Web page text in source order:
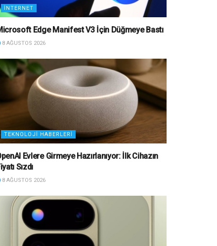
İNTERNET
Edge Manifest V3 İçin Düğmeye Bastı
8 AĞUSTOS 2026
TEKNOLOJI HABERLERI
Evlere Girmeye Hazırlanıyor: İlk Cihazın
Sızdı
8 AĞUSTOS 2026